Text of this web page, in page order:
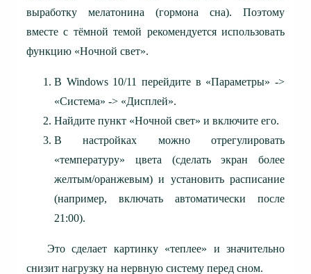
выработку мелатонина (гормона сна). Поэтому
вместе с тёмной темой рекомендуется использовать
функцию «Ночной свет».
В Windows 10/11 перейдите в «Параметры» ->
«Система» -> «Дисплей».
Найдите пункт «Ночной свет» и включите его.
В настройках можно отрегулировать
«температуру» цвета (сделать экран более
желтым/оранжевым) и установить расписание
(например, включать автоматически после
21:00).
Это сделает картинку «теплее» и значительно
снизит нагрузку на нервную систему перед сном.